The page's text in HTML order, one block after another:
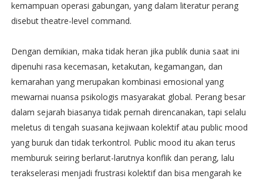
kemampuan operasi gabungan, yang dalam literatur perang
disebut theatre-level command.
Dengan demikian, maka tidak heran jika publik dunia saat ini
dipenuhi rasa kecemasan, ketakutan, kegamangan, dan
kemarahan yang merupakan kombinasi emosional yang
mewarnai nuansa psikologis masyarakat global. Perang besar
dalam sejarah biasanya tidak pernah direncanakan, tapi selalu
meletus di tengah suasana kejiwaan kolektif atau public mood
yang buruk dan tidak terkontrol. Public mood itu akan terus
memburuk seiring berlarut-larutnya konflik dan perang, lalu
terakselerasi menjadi frustrasi kolektif dan bisa mengarah ke